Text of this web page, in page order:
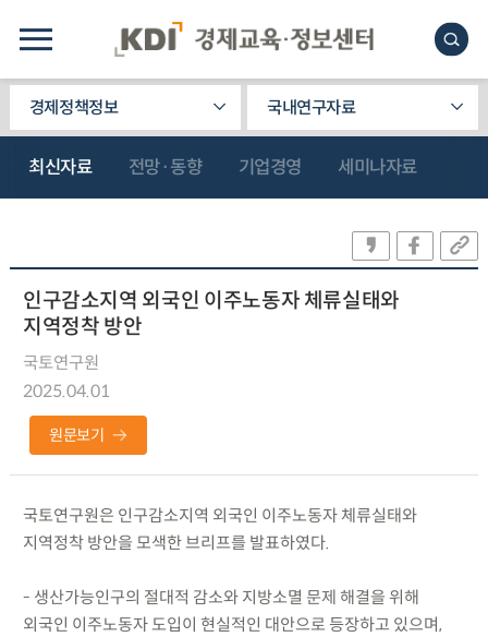
경제정책정보 국내연구자료
최신자료 전망·동향 기업경영 세미나자료
인구감소지역 외국인 이주노동자 체류실태와
지역정착 방안
국토연구원
2025.04.01
원문보기
국토연구원은 인구감소지역 외국인 이주노동자 체류실태와
지역정착 방안을 모색한 브리프를 발표하였다.
- 생산가능인구의 절대적 감소와 지방소멸 문제 해결을 위해
외국인 이주노동자 도입이 현실적인 대안으로 등장하고 있으며,